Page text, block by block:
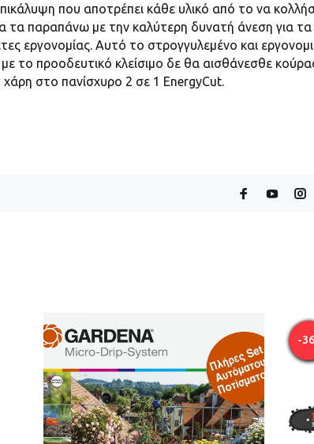
που αποτρέπει κάθε υλικό από το να
τα παραπάνω με την καλύτερη δυνατή άνεση για τα
εργονομίας. Αυτό το στρογγυλεμένο και
το προοδευτικό κλείσιμο δε θα αισθάνεσθε
χάρη στο πανίσχυρο 2 σε 1 EnergyCut.
-